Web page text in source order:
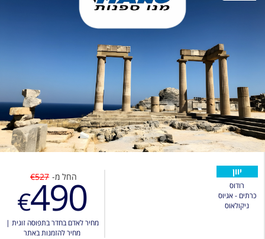
יוון
רודוס
כרתים - אגיוס
ניקולאוס
החל מ- €527
€490
מחיר לאדם בחדר בתפוסה זוגית |
מחיר להזמנות באתר